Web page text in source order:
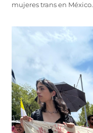
mujeres trans en México.